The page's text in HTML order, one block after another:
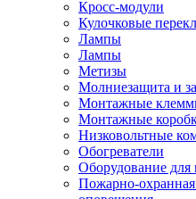
Кросс-модули
Кулочковые
Лампы
Лампы
Метизы
Молниезащита и
Монтажные
Монтажные
Низковольтные
Обогреватели
Оборудование
Пожарно-